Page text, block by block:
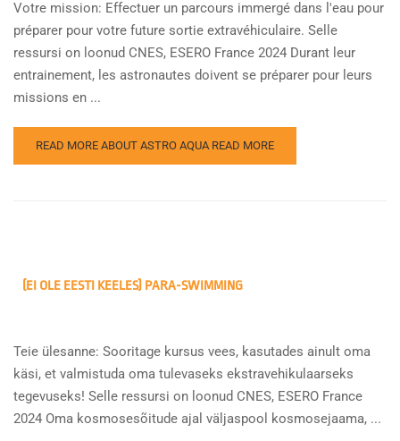
Votre mission: Effectuer un parcours immergé dans l'eau pour
préparer pour votre future sortie extravéhiculaire. Selle
ressursi on loonud CNES, ESERO France 2024 Durant leur
entrainement, les astronautes doivent se préparer pour leurs
missions en ...
READ MORE ABOUT ASTRO AQUA READ MORE
(EI OLE EESTI KEELES) PARA-SWIMMING
Teie ülesanne: Sooritage kursus vees, kasutades ainult oma
käsi, et valmistuda oma tulevaseks ekstravehikulaarseks
tegevuseks! Selle ressursi on loonud CNES, ESERO France
2024 Oma kosmosesõitude ajal väljaspool kosmosejaama, ...